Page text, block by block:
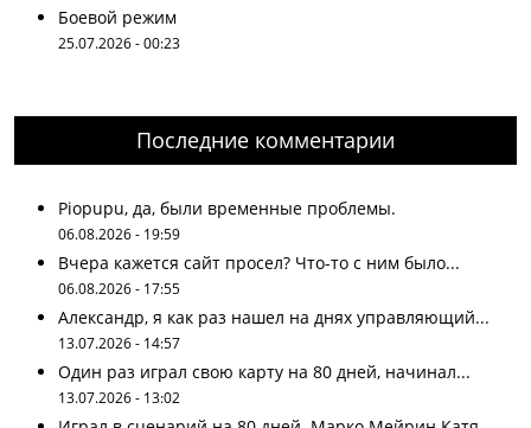
Боевой режим
25.07.2026 - 00:23
Последние комментарии
Piopupu, да, были временные проблемы.
06.08.2026 - 19:59
Вчера кажется сайт просел? Что-то с ним было...
06.08.2026 - 17:55
Александр, я как раз нашел на днях управляющий...
13.07.2026 - 14:57
Один раз играл свою карту на 80 дней, начинал...
13.07.2026 - 13:02